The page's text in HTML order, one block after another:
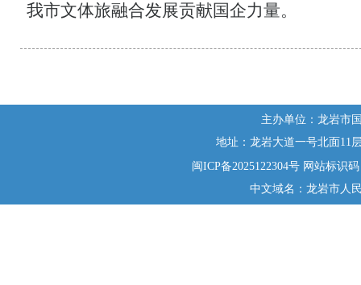
我市文体旅融合发展贡献国企力量。